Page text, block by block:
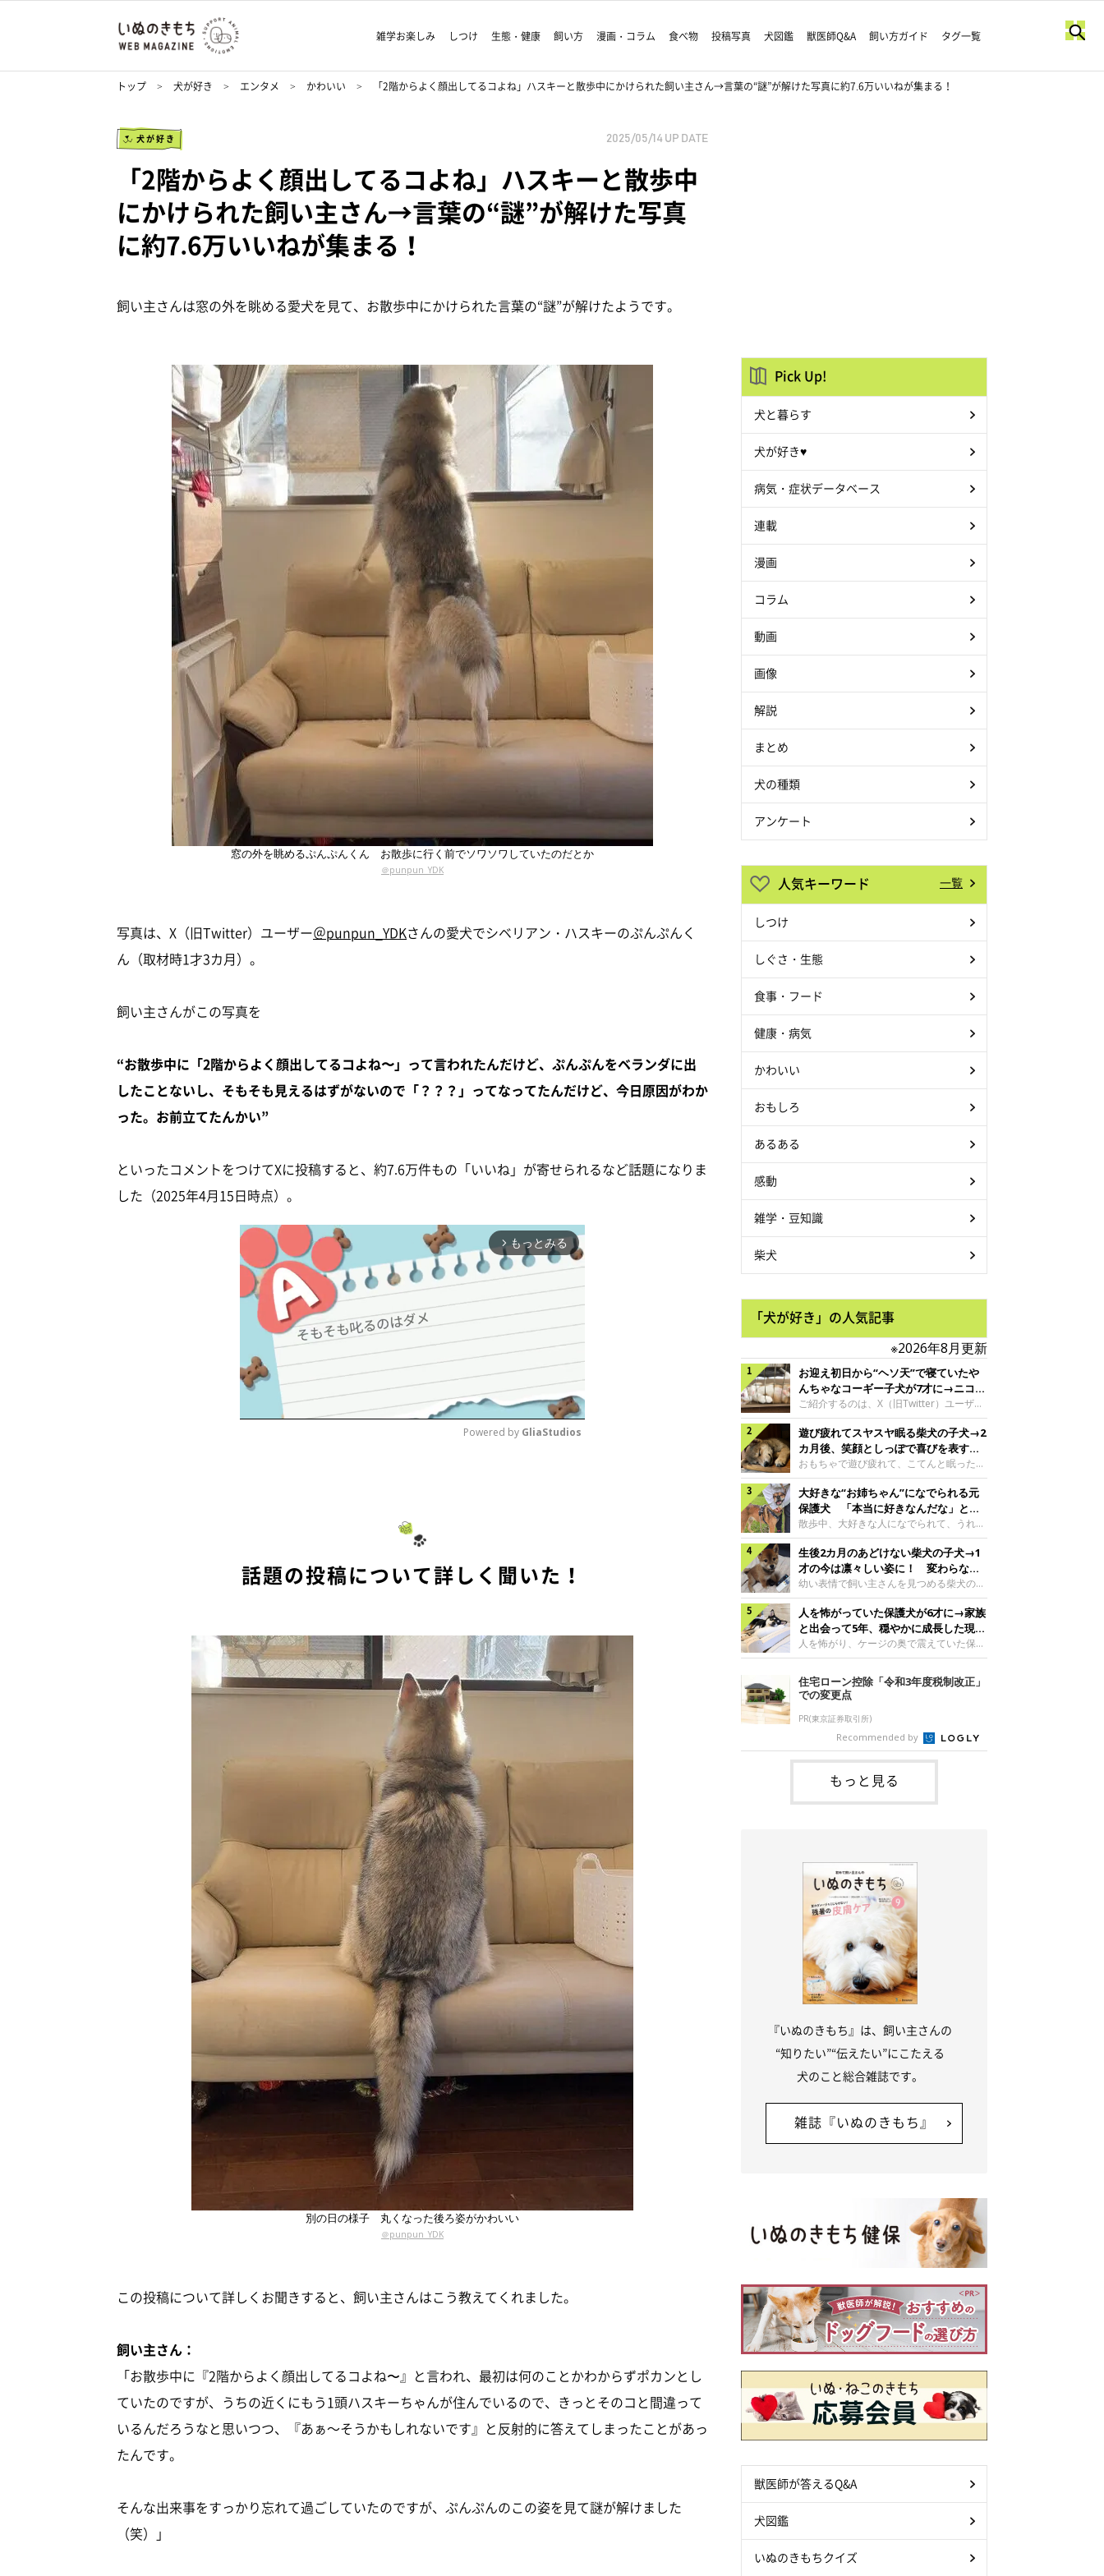
雑学お楽しみ しつけ 生態・健康 飼い方 漫画・コラム 食べ物 投稿写真 犬図鑑 獣医師Q&A 飼い方ガイド タグ一覧
トップ 犬が好き エンタメ かわいい 「2階からよく顔出してるコよね」ハスキーと散歩中にかけられた飼い主さん→言葉の“謎”が解けた写真に約7.6万いいねが集まる！
犬が好き 2025/05/14 UP DATE
「2階からよく顔出してるコよね」ハスキーと散歩中
にかけられた飼い主さん→言葉の“謎”が解けた写真
に約7.6万いいねが集まる！
飼い主さんは窓の外を眺める愛犬を見て、お散歩中にかけられた言葉の“謎”が解けたようです。
窓の外を眺めるぷんぷんくん お散歩に行く前でソワソワしていたのだとか
＠punpun_YDK
写真は、X（旧Twitter）ユーザー＠punpun_YDKさんの愛犬でシベリアン・ハスキーのぷんぷんく
ん（取材時1才3カ月）。
飼い主さんがこの写真を
“お散歩中に「2階からよく顔出してるコよね〜」って言われたんだけど、ぷんぷんをベランダに出
したことないし、そもそも見えるはずがないので「？？？」ってなってたんだけど、今日原因がわか
った。お前立てたんかい”
といったコメントをつけてXに投稿すると、約7.6万件もの「いいね」が寄せられるなど話題になりま
した（2025年4月15日時点）。
arrow_forward_ios もっとみる
Powered by GliaStudios
話題の投稿について詳しく聞いた！
別の日の様子 丸くなった後ろ姿がかわいい
＠punpun_YDK
この投稿について詳しくお聞きすると、飼い主さんはこう教えてくれました。
飼い主さん：
「お散歩中に『2階からよく顔出してるコよね〜』と言われ、最初は何のことかわからずポカンとし
ていたのですが、うちの近くにもう1頭ハスキーちゃんが住んでいるので、きっとそのコと間違って
いるんだろうなと思いつつ、『あぁ～そうかもしれないです』と反射的に答えてしまったことがあっ
たんです。
そんな出来事をすっかり忘れて過ごしていたのですが、ぷんぷんのこの姿を見て謎が解けました
（笑）」
Pick Up!
犬と暮らす
犬が好き♥
病気・症状データベース
連載
漫画
コラム
動画
画像
解説
まとめ
犬の種類
アンケート
人気キーワード 一覧
しつけ
しぐさ・生態
食事・フード
健康・病気
かわいい
おもしろ
あるある
感動
雑学・豆知識
柴犬
「犬が好き」の人気記事
※2026年8月更新
お迎え初日から“ヘソ天”で寝ていたや
んちゃなコーギー子犬が7才に→ニコニ
コ“コーギースマイル”が魅力のコに成
長！
ご紹介するのは、X（旧Twitter）ユーザー
＠Kus1oKg2vsgdWS2さんの愛犬でウェル
シュ・コーギー・ペンブロークの神楽ちゃ
ん。今年の8月で7才になるという神楽ちゃ
んですが、いったいどんな子犬時代を過ご
したのでしょうか。今回は、神楽ちゃんの
成長を飼い主さんと振り返ります！神楽ち
ゃんの成長について聞いた！お迎えから数
日後の神楽ちゃん（撮影時生後2カ月）＠
Kus1oKg2vsgdWS2――お迎え当初の神楽
ちゃんの様子について教えてください。飼
い主さん： 「お迎え当日から“ヘソ天”で寝
るようなコでし
遊び疲れてスヤスヤ眠る柴犬の子犬→2
カ月後、笑顔としっぽで喜びを表すコ
に成長！
おもちゃで遊び疲れて、こてんと眠った子
犬。あれから2カ月、表情や行動にさまざ
まな変化が見られるようになりました。遊
び疲れて眠る生後2カ月のなっちゃん遊び
疲れた様子のなっちゃん。@Pkndg_紹介
するのは、X（旧Twitter）ユーザー
@Pkndg_さんの愛犬・なっちゃん（取材
時、生後4カ月／柴犬）。こちらの写真
は、なっちゃんが生後2カ月のころに撮影
された一枚です。この日、なっちゃんは家
族と一緒におもちゃで遊んでいました。た
くさん遊んで疲れたのか、その後は眠り始
めたそうです。眠るなっちゃん。
@Pkndg_
大好きな“お姉ちゃん”になでられる元
保護犬 「本当に好きなんだな」と感
じる表情にほっこり
散歩中、大好きな人になでられて、うれし
そうな表情を見せる元保護犬。甘えるよう
な姿に、見ているこちらまでほっこりしま
す。大好きな“お姉ちゃん”に甘える小次郎
くん妹さんになでてもらい、うれしそうな
表情を見せる小次郎くん（2026年6月撮
影）。@mika_Jimmy紹介するのは、X（旧
Twitter）ユーザー@mika_Jimmyさんの愛
犬・小次郎くん（撮影時5才）。こちら
は、飼い主さんの妹さんと一緒に散歩をし
日、飼い主さんは実家から自宅へ帰る途
中、妹さんと公園で待ち合わせ
生後2カ月のあどけない柴犬の子犬→1
才の今は凛々しい姿に！ 変わらない
「くりくりおめめ」にもほっこり
幼い表情で飼い主さんを見つめる柴犬の子
犬。1才を迎えた現在はすっかり成犬らし
くなりましたが、子犬のころから変わらな
いところもあるそうです。家族に迎えたば
かりの小さな慎之介くん生後2カ月の慎之
介くん。@BLACKpurupuru紹介するの
は、X（旧Twitter）ユーザー
@BLACKpurupuruさんの愛犬・慎之介く
ん（取材時1才／柴犬）です。こちらは、
慎之介くんが生後2カ月のころ、家族に迎
えて約2週間後に撮影された一枚。小さな
体とあどけない表情が印象的です。飼い主
さんの夫に抱っこされる慎之介くん。@B
人を怖がっていた保護犬が6才に→家族
と出会って5年、穏やかに成長した現在
の姿にグッとくる
人を怖がり、ケージの奥で震えていた保護
犬。家族と出会って5年、今では笑顔を見
せ、飼い主さんの娘さんにも少しずつ心を
開くようになりました。（写真左から）先
住犬・ライナちゃん、レオナちゃん。
@lina_and_leona紹介するのは、
Instagramユーザー@lina_and_leonaさん
の愛犬・レオナちゃん（取材時6才／柴犬
／写真右）です。穏やかで優しい表情を見
せる今の姿からは想像できませんが、レオ
ナちゃんには悲しい過去があるといいま
す。人が怖くてケージの中で震えていた家
住宅ローン控除「令和3年度税制改正」
での変更点
PR(東京証券取引所)
Recommended by
もっと見る
『いぬのきもち』は、飼い主さんの
“知りたい”“伝えたい”にこたえる
犬のこと総合雑誌です。
雑誌『いぬのきもち』
獣医師が答えるQ&A
犬図鑑
いぬのきもちクイズ